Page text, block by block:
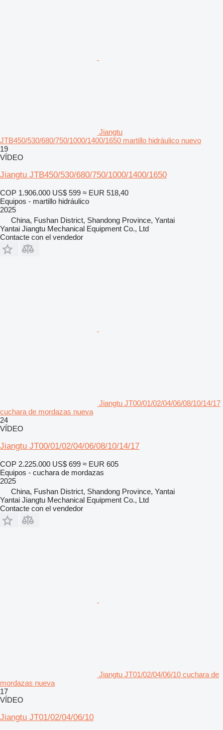
Jiangtu
JTB450/530/680/750/1000/1400/1650 martillo hidráulico nuevo
19
VÍDEO
Jiangtu JTB450/530/680/750/1000/1400/1650
COP 1.906.000 US$ 599 ≈ EUR 518,40
Equipos - martillo hidráulico
2025
China, Fushan District, Shandong Province, Yantai
Yantai Jiangtu Mechanical Equipment Co., Ltd
Contacte con el vendedor
Jiangtu JT00/01/02/04/06/08/10/14/17
cuchara de mordazas nueva
24
VÍDEO
Jiangtu JT00/01/02/04/06/08/10/14/17
COP 2.225.000 US$ 699 ≈ EUR 605
Equipos - cuchara de mordazas
2025
China, Fushan District, Shandong Province, Yantai
Yantai Jiangtu Mechanical Equipment Co., Ltd
Contacte con el vendedor
Jiangtu JT01/02/04/06/10 cuchara de
mordazas nueva
17
VÍDEO
Jiangtu JT01/02/04/06/10